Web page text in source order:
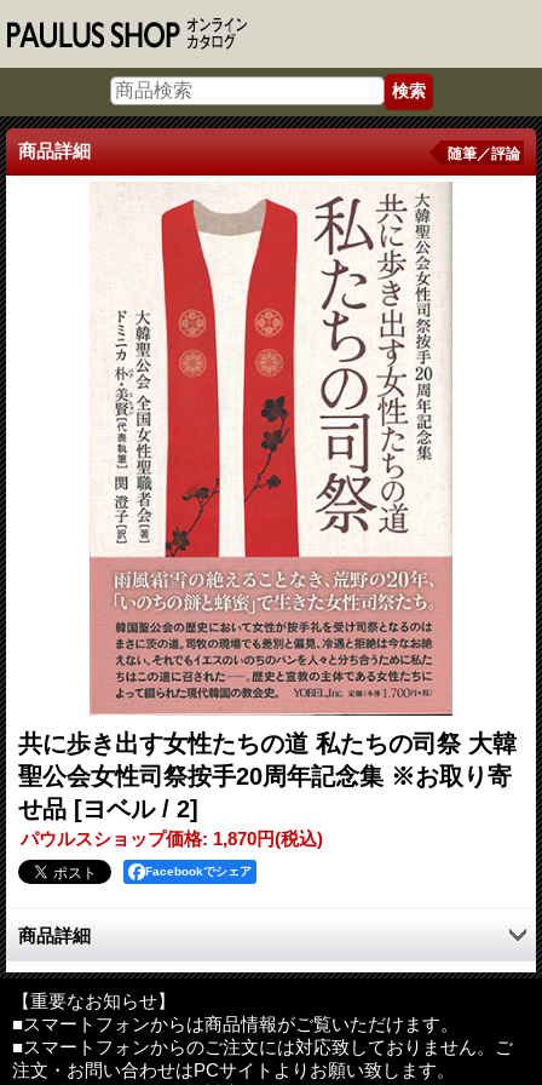
商品詳細 随筆／評論
共に歩き出す女性たちの道 私たちの司祭 大韓
聖公会女性司祭按手20周年記念集 ※お取り寄
せ品 [ヨベル / 2]
パウルスショップ価格: 1,870円(税込)
Facebookでシェア
商品詳細
雨風霜雪の絶えることなき、荒野の20年、
「いのちの餅と蜂蜜」で生きた女性司祭たち
韓国聖公会の歴史において女性が按手礼を受け司祭となるのはま
さに茨の道。司牧の現場でも差別と偏見、冷遇と拒絶は今なお絶
【重要なお知らせ】
■スマートフォンからは商品情報がご覧いただけます。
■スマートフォンからのご注文には対応致しておりません。ご
注文・お問い合わせはPCサイトよりお願い致します。